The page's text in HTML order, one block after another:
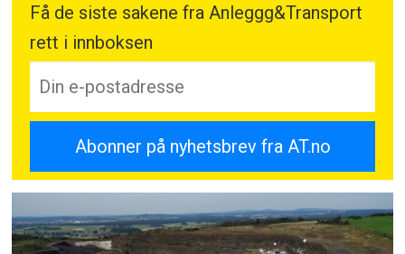
Få de siste sakene fra Anleggg&Transport
rett i innboksen